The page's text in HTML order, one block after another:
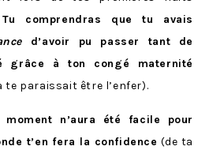
Tu comprendras que tu avais
d’avoir pu passer tant de
grâce à ton congé maternité
te paraissait être l’enfer).
n’aura été facile pour
t’en fera la confidence (de ta